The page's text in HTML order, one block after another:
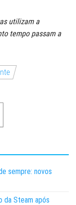
utilizam a
tempo passam a
sempre: novos
da Steam após